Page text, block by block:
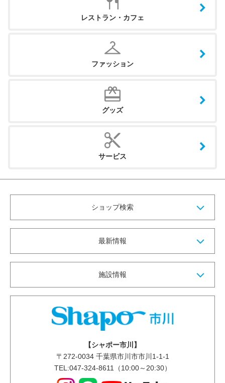
レストラン・カフェ
ファッション
グッズ
サービス
ショップ検索
最新情報
施設情報
【シャポー市川】
〒 272-0034千葉県市川市市川1-1-1
TEL:047-324-8611（10:00～20:30）